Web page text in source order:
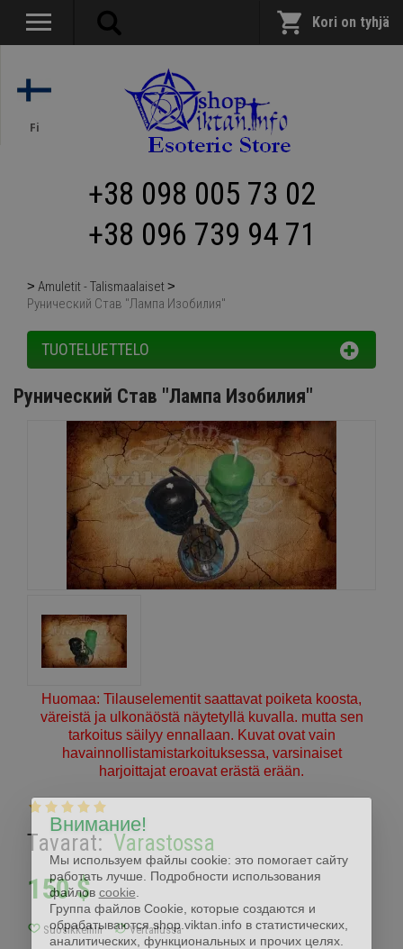
Fi
+38 098 005 73 02
+38 096 739 94 71
Kori on tyhjä
Amuletit - Talismaalaiset
Рунический Став "Лампа Изобилия"
TUOTELUETTELO
Рунический Став "Лампа Изобилия"
Huomaa: Tilauselementit saattavat poiketa koosta,
väreistä ja ulkonäöstä näytetyllä kuvalla. mutta sen
tarkoitus säilyy ennallaan. Kuvat ovat vain
havainnollistamistarkoituksessa, varsinaiset
harjoittajat eroavat erästä erään.
Tavarat: Varastossa
150$
Внимание!
Мы используем файлы cookie: это помогает сайту
работать лучше. Подробности использования
файлов cookie
Группа файлов Cookie, которые создаются и
обрабатываются shop.viktan.info в статистических,
аналитических, функциональных и прочих целях.